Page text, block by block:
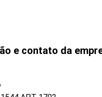
e contato da